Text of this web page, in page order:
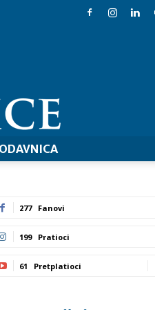
277 Fanovi
199 Pratioci
61 Pretplatioci